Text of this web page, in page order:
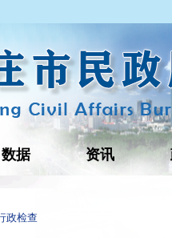
数据 资讯
政检查